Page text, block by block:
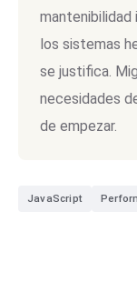
mantenibilidad
los sistemas
se justifica.
necesidades
de empezar.
JavaScript